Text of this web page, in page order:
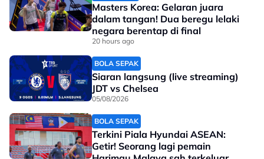
View this post on Instagram
Masters Korea: Gelaran juara
dalam tangan! Dua beregu lelaki
negara berentap di final
20 hours ago
BOLA SEPAK
Siaran langsung (live streaming)
JDT vs Chelsea
05/08/2026
BOLA SEPAK
Terkini Piala Hyundai ASEAN:
Getir! Seorang lagi pemain